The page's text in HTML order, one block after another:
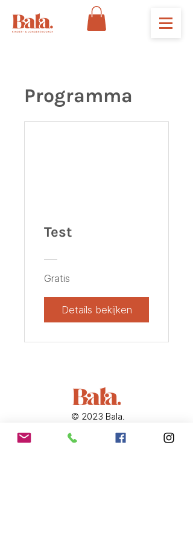
Programma
Test
Gratis
Details bekijken
© 2023 Bala.